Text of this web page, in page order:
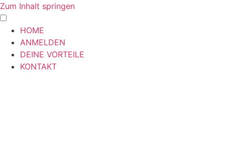
Zum Inhalt springen
HOME
ANMELDEN
DEINE VORTEILE
KONTAKT